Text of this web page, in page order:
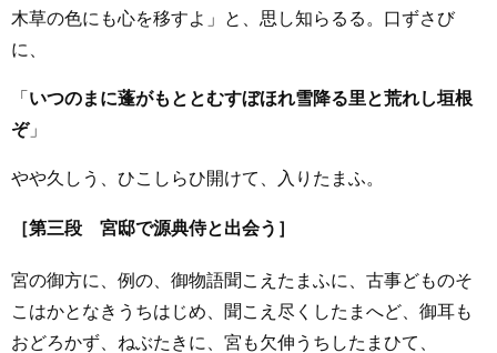
木草の色にも心を移すよ」と、思し知らるる。口ずさび
に、
「 いつのまに蓬がもととむすぼほれ雪降る里と荒れし垣根
ぞ」
やや久しう、ひこしらひ開けて、入りたまふ。
［第三段 宮邸で源典侍と出会う］
宮の御方に、例の、御物語聞こえたまふに、古事どものそ
こはかとなきうちはじめ、聞こえ尽くしたまへど、御耳も
おどろかず、ねぶたきに、宮も欠伸うちしたまひて、